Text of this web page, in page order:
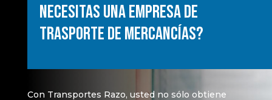
NECESITAS UNA EMPRESA DE
TRASPORTE DE MERCANCÍAS?
Con Transportes Razo, usted no sólo obtiene